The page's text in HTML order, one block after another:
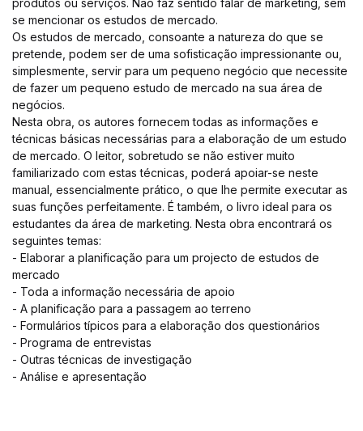
produtos ou serviços. Não faz sentido falar de marketing, sem
se mencionar os estudos de mercado.
Os estudos de mercado, consoante a natureza do que se
pretende, podem ser de uma sofisticação impressionante ou,
simplesmente, servir para um pequeno negócio que necessite
de fazer um pequeno estudo de mercado na sua área de
negócios.
Nesta obra, os autores fornecem todas as informações e
técnicas básicas necessárias para a elaboração de um estudo
de mercado. O leitor, sobretudo se não estiver muito
familiarizado com estas técnicas, poderá apoiar-se neste
manual, essencialmente prático, o que lhe permite executar as
suas funções perfeitamente. É também, o livro ideal para os
estudantes da área de marketing. Nesta obra encontrará os
seguintes temas:
- Elaborar a planificação para um projecto de estudos de
mercado
- Toda a informação necessária de apoio
- A planificação para a passagem ao terreno
- Formulários típicos para a elaboração dos questionários
- Programa de entrevistas
- Outras técnicas de investigação
- Análise e apresentação